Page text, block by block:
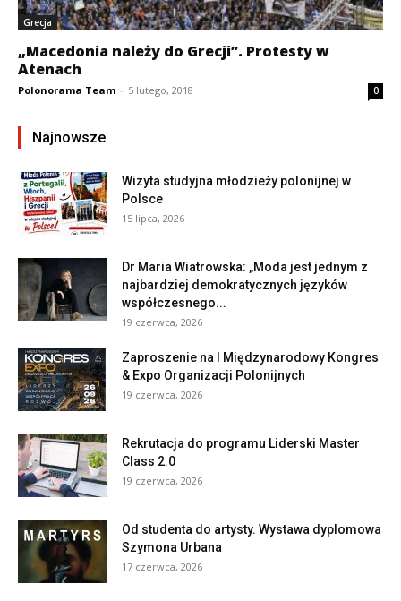
Grecja
„Macedonia należy do Grecji”. Protesty w
Atenach
Polonorama Team - 5 lutego, 2018 0
Najnowsze
Wizyta studyjna młodzieży polonijnej w
Polsce
15 lipca, 2026
Dr Maria Wiatrowska: „Moda jest jednym z
najbardziej demokratycznych języków
współczesnego...
19 czerwca, 2026
Zaproszenie na I Międzynarodowy Kongres
& Expo Organizacji Polonijnych
19 czerwca, 2026
Rekrutacja do programu Liderski Master
Class 2.0
19 czerwca, 2026
Od studenta do artysty. Wystawa dyplomowa
Szymona Urbana
17 czerwca, 2026